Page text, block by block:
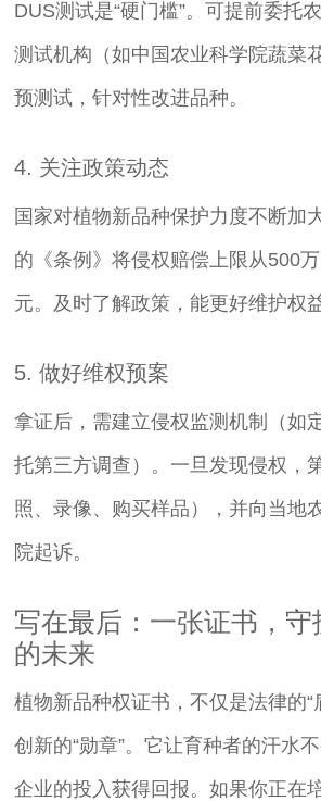
DUS测试是“硬门槛”。可提前委托
测试机构（如中国农业科学院蔬菜
预测试，针对性改进品种。
4. 关注政策动态
国家对植物新品种保护力度不断加
的《条例》将侵权赔偿上限从500
元。及时了解政策，能更好维护权益
5. 做好维权预案
拿证后，需建立侵权监测机制（如
托第三方调查）。一旦发现侵权，
照、录像、购买样品），并向当地
院起诉。
写在最后：一张证书，守
的未来
植物新品种权证书，不仅是法律的“
创新的“勋章”。它让育种者的汗水
企业的投入获得回报。如果你正在